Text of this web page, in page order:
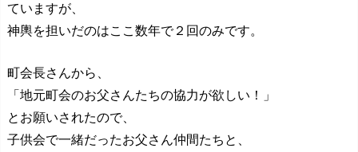
ていますが、
神輿を担いだのはここ数年で２回のみです。
町会長さんから、
「地元町会のお父さんたちの協力が欲しい！」
とお願いされたので、
子供会で一緒だったお父さん仲間たちと、